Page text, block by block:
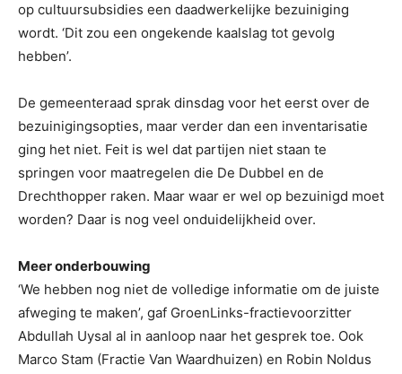
op cultuursubsidies een daadwerkelijke bezuiniging
wordt. ‘Dit zou een ongekende kaalslag tot gevolg
hebben’.
De gemeenteraad sprak dinsdag voor het eerst over de
bezuinigingsopties, maar verder dan een inventarisatie
ging het niet. Feit is wel dat partijen niet staan te
springen voor maatregelen die De Dubbel en de
Drechthopper raken. Maar waar er wel op bezuinigd moet
worden? Daar is nog veel onduidelijkheid over.
Meer onderbouwing
‘We hebben nog niet de volledige informatie om de juiste
afweging te maken’, gaf GroenLinks-fractievoorzitter
Abdullah Uysal al in aanloop naar het gesprek toe. Ook
Marco Stam (Fractie Van Waardhuizen) en Robin Noldus